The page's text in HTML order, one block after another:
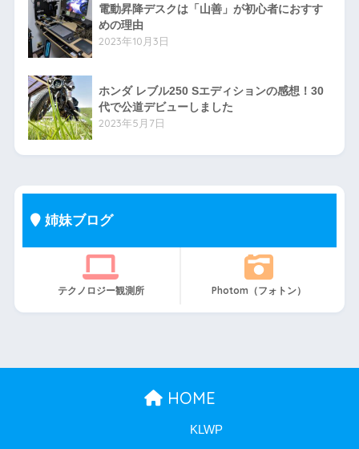
電動昇降デスクは「山善」が初心者におすす
めの理由
2023年10月3日
ホンダ レブル250 Sエディションの感想！30
代で公道デビューしました
2023年5月7日
姉妹ブログ
テクノロジー観測所 Photom（フォトン）
HOME
KLWP